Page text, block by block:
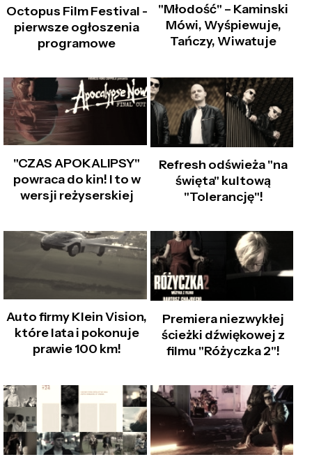
Octopus Film Festival -
pierwsze ogłoszenia
programowe
"Młodość" – Kaminski
Mówi, Wyśpiewuje,
Tańczy, Wiwatuje
"CZAS APOKALIPSY"
powraca do kin! I to w
wersji reżyserskiej
Refresh odświeża "na
święta" kultową
"Tolerancję"!
Auto firmy Klein Vision,
które lata i pokonuje
prawie 100 km!
Premiera niezwykłej
ścieżki dźwiękowej z
filmu "Różyczka 2"!